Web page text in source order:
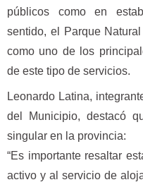
públicos como en
sentido, el Parque
como uno de los
de este tipo de servicios.
Leonardo Latina,
del Municipio, destacó
singular en la provincia:
“Es importante resaltar
activo y al servicio de